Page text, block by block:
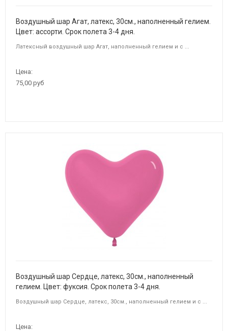
Воздушный шар Агат, латекс, 30см., наполненный гелием.
Цвет: ассорти. Срок полета 3-4 дня.
Латексный воздушный шар Агат, наполненный гелием и с ...
Цена:
75,00 руб
Воздушный шар Сердце, латекс, 30см., наполненный
гелием. Цвет: фуксия. Срок полета 3-4 дня.
Воздушный шар Сердце, латекс, 30см., наполненный гелием и с ...
Цена: